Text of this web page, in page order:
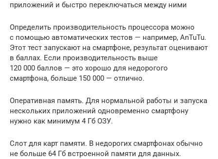
приложений и быстро переключаться между ними
Определить производительность процессора можно
с помощью автоматических тестов — например, AnTuTu.
Этот тест запускают на смартфоне, результат оценивают
в баллах. Если производительность выше
120 000 баллов — это хорошо для недорогого
смартфона, больше 150 000 — отлично.
Оперативная память. Для нормальной работы и запуска
нескольких приложений одновременно смартфону
нужно как минимум 4 Гб ОЗУ.
Слот для карт памяти. В недорогих смартфонах обычно
не больше 64 Гб встроенной памяти для данных.